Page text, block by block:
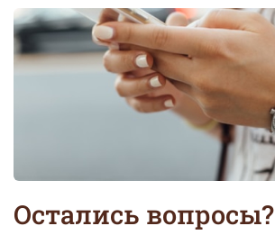
Остались вопросы?